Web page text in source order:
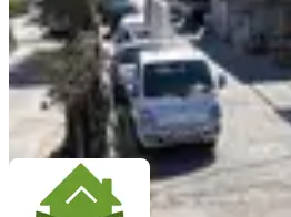
KIRKSEKİZ EMLAK